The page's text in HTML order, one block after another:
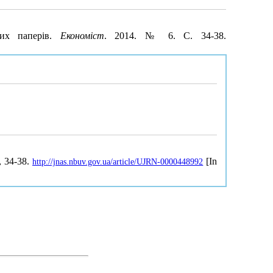
паперів. Економіст. 2014. № 6. С. 34-38.
34-38.http://jnas.nbuv.gov.ua/article/UJRN-0000448992 [In